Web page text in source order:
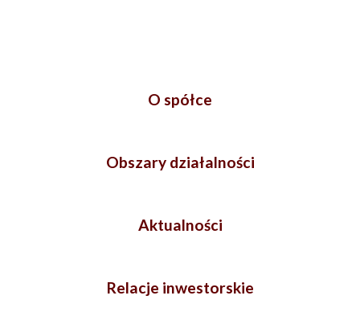
O spółce
Obszary działalności
Aktualności
Relacje inwestorskie